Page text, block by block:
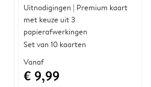
Uitnodigingen | Premium kaart
met keuze uit 3
papierafwerkingen
Set van 10 kaarten
Vanaf
€ 9,99